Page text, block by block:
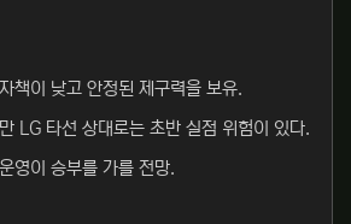
책이 낮고 안정된 제구력을 보유.
LG 타선 상대로는 초반 실점 위험이 있다.
영이 승부를 가를 전망.